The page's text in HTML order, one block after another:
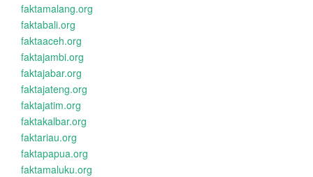
faktamalang.org
faktabali.org
faktaaceh.org
faktajambi.org
faktajabar.org
faktajateng.org
faktajatim.org
faktakalbar.org
faktariau.org
faktapapua.org
faktamaluku.org